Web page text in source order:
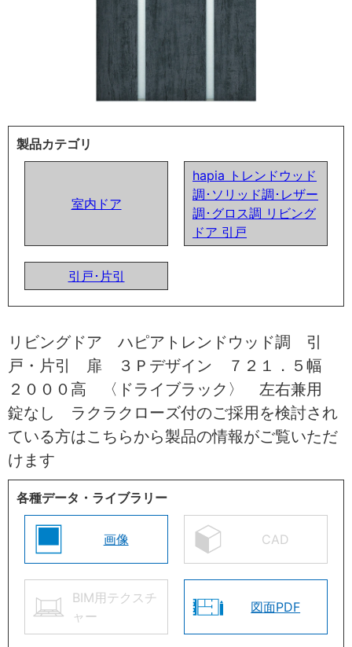
製品カテゴリ
室内ドア
hapia トレンドウッド
調･ソリッド調･レザー
調･グロス調 リビング
ドア 引戸
引戸･片引
リビングドア ハピアトレンドウッド調 引
戸・片引 扉 ３Ｐデザイン ７２１．５幅
２０００高 〈ドライブラック〉 左右兼用
錠なし ラクラクローズ付のご採用を検討され
ている方はこちらから製品の情報がご覧いただ
けます
各種データ・ライブラリー
画像 CAD
BIM用テクスチ
ャー
図面PDF